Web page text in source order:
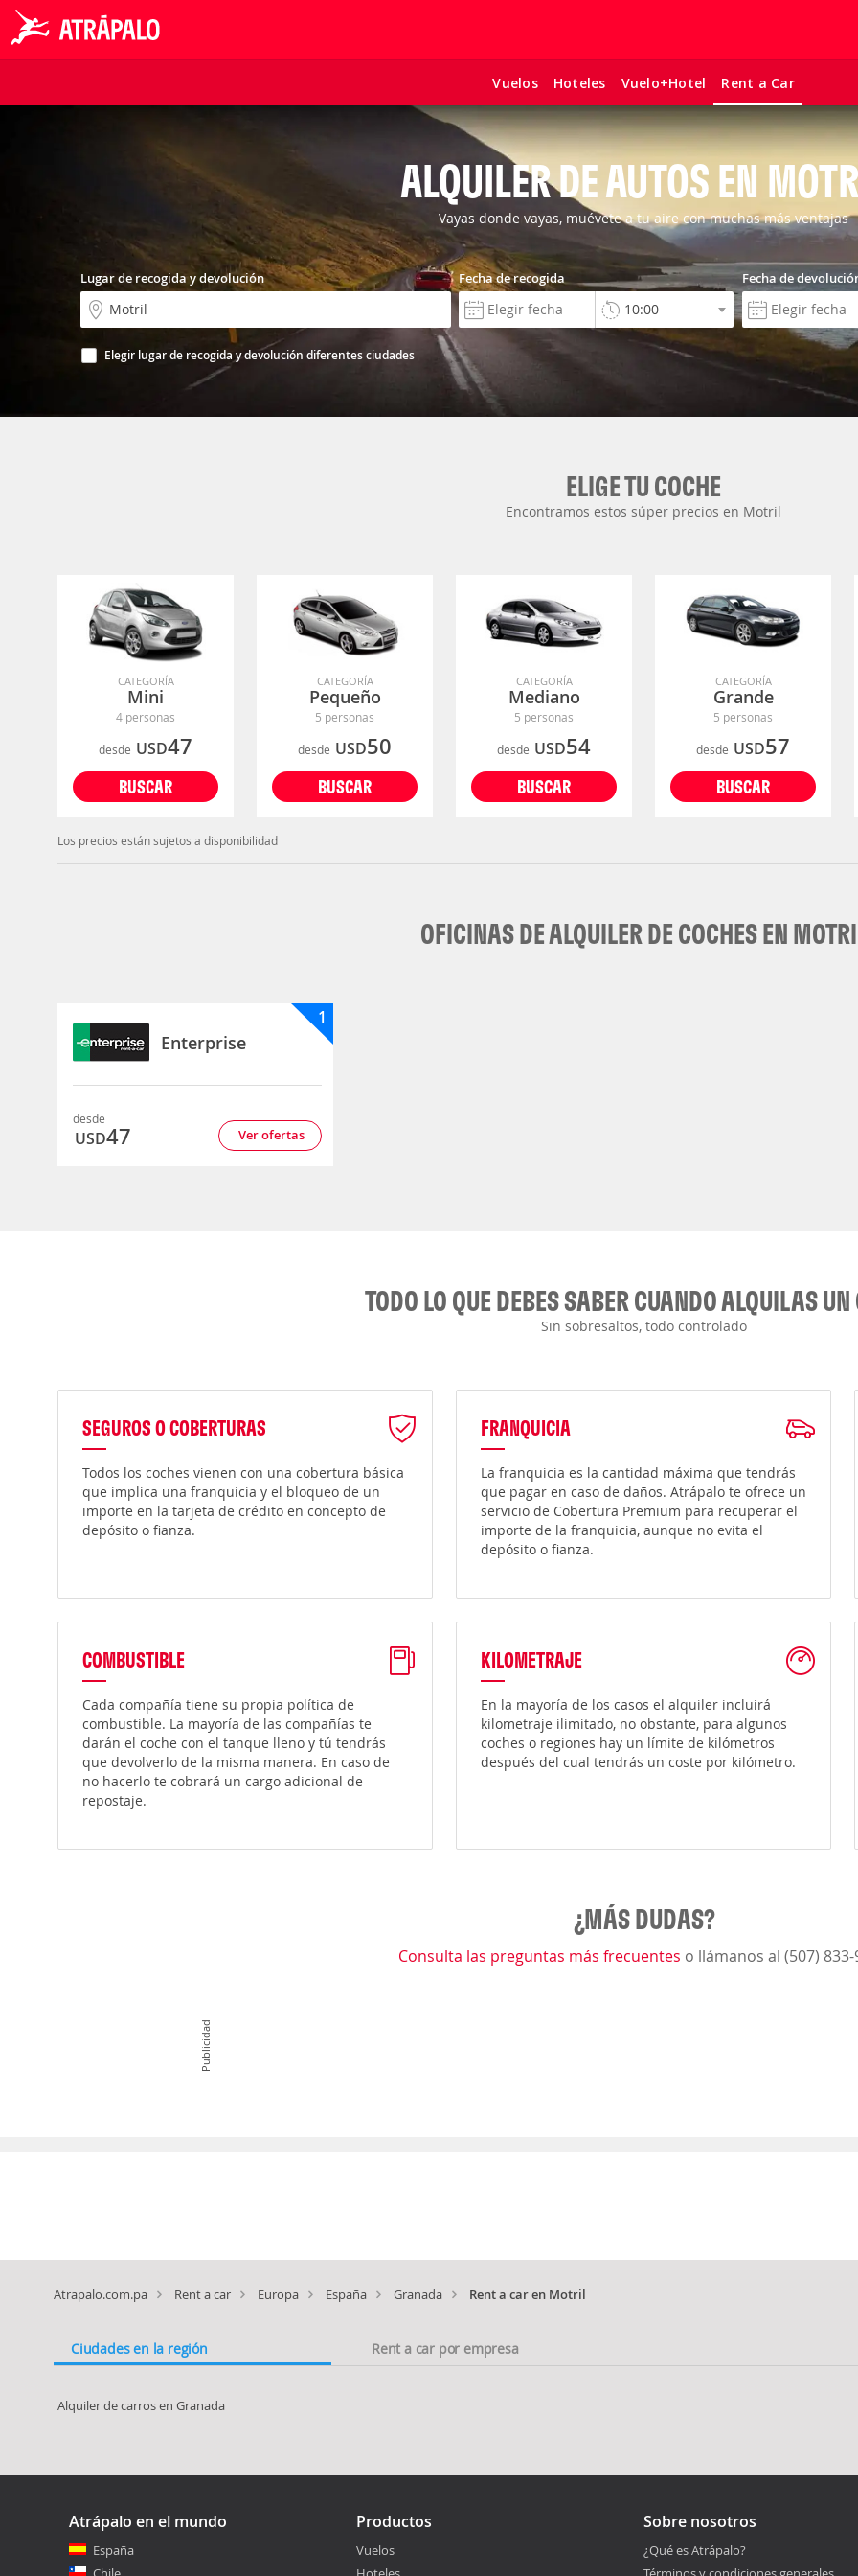
Vuelos Hoteles Vuelo+Hotel Rent a Car
ALQUILER DE AUTOS EN
Vayas donde vayas, muévete a tu aire con muchas más ventajas
Lugar de recogida y devolución
Elegir lugar de recogida y devolución diferentes ciudades
Fecha de recogida Fecha de
ELIGE TU COCHE
Encontramos estos súper precios en Motril
CATEGORÍA
Mini
4 personas
desde USD47
BUSCAR
CATEGORÍA
Pequeño
5 personas
desde USD50
BUSCAR
CATEGORÍA
Mediano
5 personas
desde USD54
BUSCAR
CATEGORÍA
Grande
5 personas
desde USD57
BUSCAR
Los precios están sujetos a disponibilidad
OFICINAS DE ALQUILER DE COCHES EN
Enterprise
1
desde
USD47 Ver ofertas
TODO LO QUE DEBES SABER CUANDO ALQUILAS UN
Sin sobresaltos, todo controlado
SEGUROS O COBERTURAS
Todos los coches vienen con una cobertura básica
que implica una franquicia y el bloqueo de un
importe en la tarjeta de crédito en concepto de
depósito o fianza.
FRANQUICIA
La franquicia es la cantidad máxima que tendrás
que pagar en caso de daños. Atrápalo te ofrece un
servicio de Cobertura Premium para recuperar el
importe de la franquicia, aunque no evita el
depósito o fianza.
COMBUSTIBLE
Cada compañía tiene su propia política de
combustible. La mayoría de las compañías te
darán el coche con el tanque lleno y tú tendrás
que devolverlo de la misma manera. En caso de
no hacerlo te cobrará un cargo adicional de
repostaje.
KILOMETRAJE
En la mayoría de los casos el alquiler incluirá
kilometraje ilimitado, no obstante, para algunos
coches o regiones hay un límite de kilómetros
después del cual tendrás un coste por kilómetro.
¿MÁS DUDAS?
Consulta las preguntas más frecuentes o llámanos al (507)
Publicidad
Atrapalo.com.pa Rent a car Europa España Granada Rent a car en Motril
Ciudades en la región Rent a car por empresa
Alquiler de carros en Granada
Atrápalo en el mundo
España
Productos
Vuelos
Sobre nosotros
¿Qué es Atrápalo?